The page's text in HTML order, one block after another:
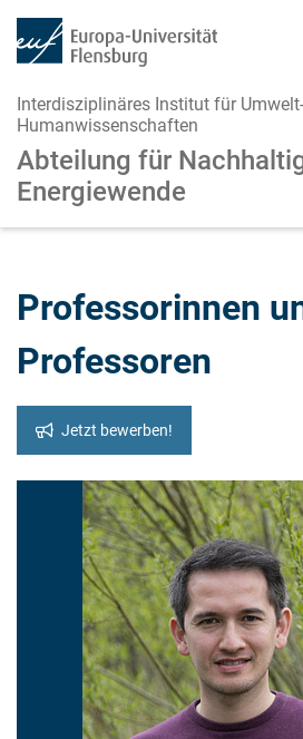
Interdisziplinäres Institut für
Humanwissenschaften
Abteilung für
Energiewende
Professorinnen
Professoren
Jetzt bewerben!